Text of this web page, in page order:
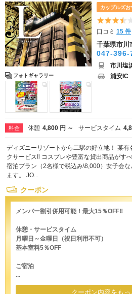
フォトギャラリー
カップルズお
口コミ15 件
千葉県市川
047-396-
市川塩
浦安IC
料金 休憩 4,800 円 ～ サービスタイム
ディズニーリゾートから二駅の好立地！ 某
クサービス‼ コスプレや豊富な貸出商品がす
宿泊プラン（2名様で税込み\8,000）女子会
ます。 JO...
クーポン
メンバー割引併用可能！最大15％OFF‼
休憩・サービスタイム
月曜日～金曜日（祝日利用不可）
基本室料5％OFF
ご宿泊
...
クーポン内容をもっ